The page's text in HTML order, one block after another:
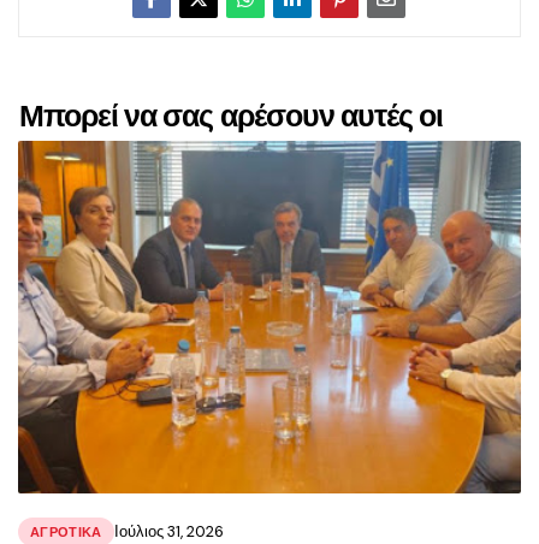
Μπορεί να σας αρέσουν αυτές οι
αναρτήσεις
ΑΓΡΟΤΙΚΑ Ιούλιος 31, 2026